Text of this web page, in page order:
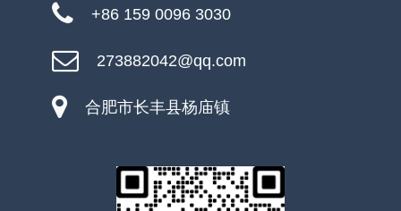
+86 159 0096 3030
273882042@qq.com
合肥市长丰县杨庙镇